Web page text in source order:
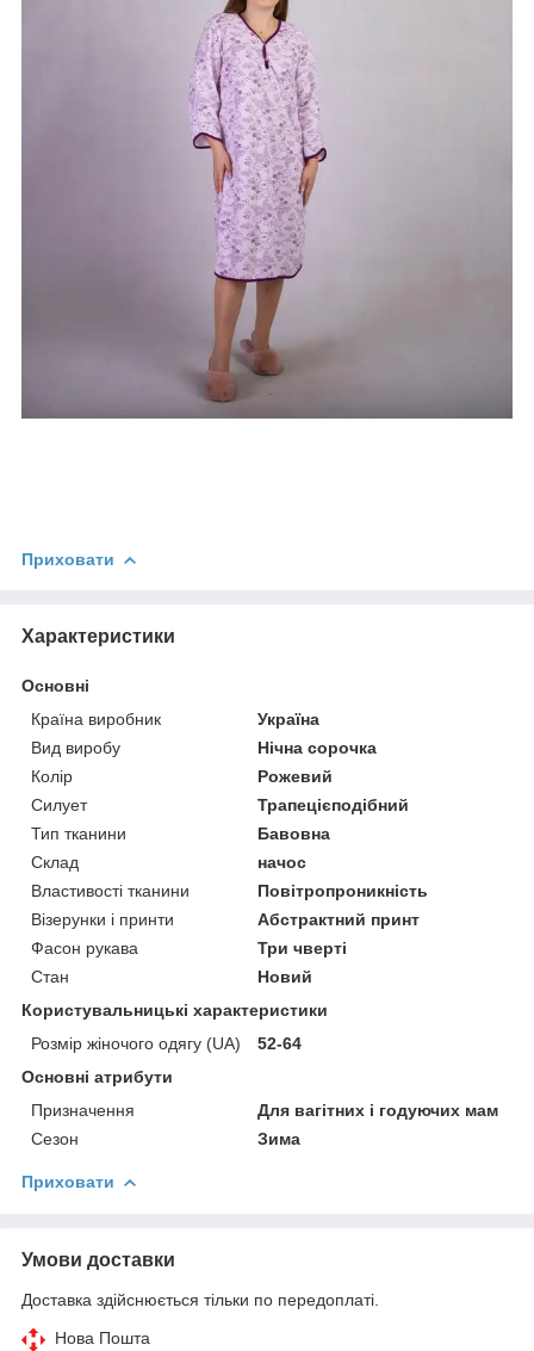
Приховати
Характеристики
Основні
Країна виробник
Україна
Вид виробу
Нічна сорочка
Колір
Рожевий
Силует
Трапецієподібний
Тип тканини
Бавовна
Склад
начос
Властивості тканини
Повітропроникність
Візерунки і принти
Абстрактний принт
Фасон рукава
Три чверті
Стан
Новий
Користувальницькі характеристики
Розмір жіночого одягу (UA)
52-64
Основні атрибути
Призначення
Для вагітних і годуючих мам
Сезон
Зима
Приховати
Умови доставки
Доставка здійснюється тільки по передоплаті.
Нова Пошта